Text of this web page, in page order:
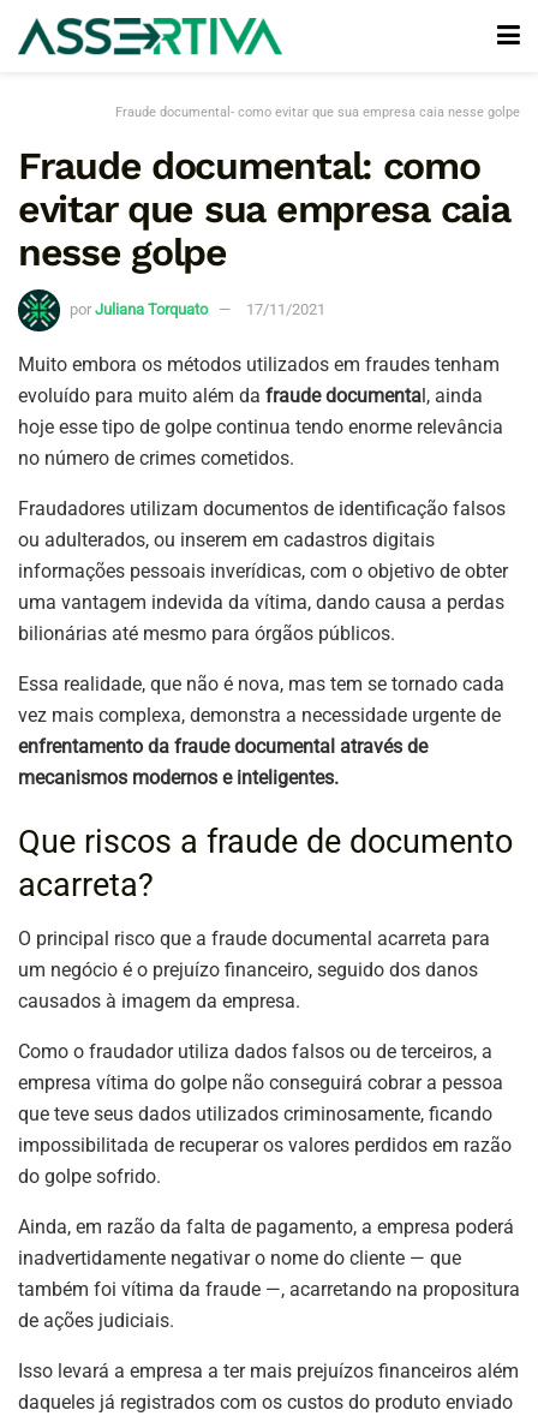
Fraude documental- como evitar que sua empresa caia nesse golpe
Fraude documental: como
evitar que sua empresa caia
nesse golpe
por Juliana Torquato 17/11/2021
Muito embora os métodos utilizados em fraudes tenham
evoluído para muito além da fraude documental, ainda
hoje esse tipo de golpe continua tendo enorme relevância
no número de crimes cometidos.
Fraudadores utilizam documentos de identificação falsos
ou adulterados, ou inserem em cadastros digitais
informações pessoais inverídicas, com o objetivo de obter
uma vantagem indevida da vítima, dando causa a perdas
bilionárias até mesmo para órgãos públicos.
Essa realidade, que não é nova, mas tem se tornado cada
vez mais complexa, demonstra a necessidade urgente de
enfrentamento da fraude documental através de
mecanismos modernos e inteligentes.
Que riscos a fraude de documento
acarreta?
O principal risco que a fraude documental acarreta para
um negócio é o prejuízo financeiro, seguido dos danos
causados à imagem da empresa.
Como o fraudador utiliza dados falsos ou de terceiros, a
empresa vítima do golpe não conseguirá cobrar a pessoa
que teve seus dados utilizados criminosamente, ficando
impossibilitada de recuperar os valores perdidos em razão
do golpe sofrido.
Ainda, em razão da falta de pagamento, a empresa poderá
inadvertidamente negativar o nome do cliente — que
também foi vítima da fraude —, acarretando na propositura
de ações judiciais.
Isso levará a empresa a ter mais prejuízos financeiros além
daqueles já registrados com os custos do produto enviado